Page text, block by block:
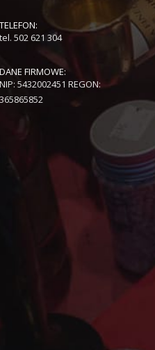
TELEFON:
tel. 502 621 304
DANE FIRMOWE:
NIP: 5432002451 REGON:
365865852